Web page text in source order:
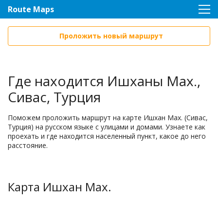
Route Maps
Проложить новый маршрут
Где находится Ишханы Мах.,
Сивас, Турция
Поможем проложить маршрут на карте Ишхан Мах. (Сивас,
Турция) на русском языке с улицами и домами. Узнаете как
проехать и где находится населенный пункт, какое до него
расстояние.
Карта Ишхан Мах.